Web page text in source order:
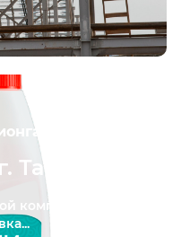
Тамбов»
Тамбов
компании в